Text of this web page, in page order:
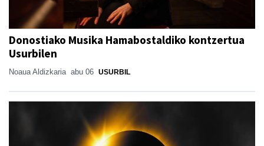
Donostiako Musika Hamabostaldiko kontzertua
Usurbilen
Noaua Aldizkaria abu 06 USURBIL